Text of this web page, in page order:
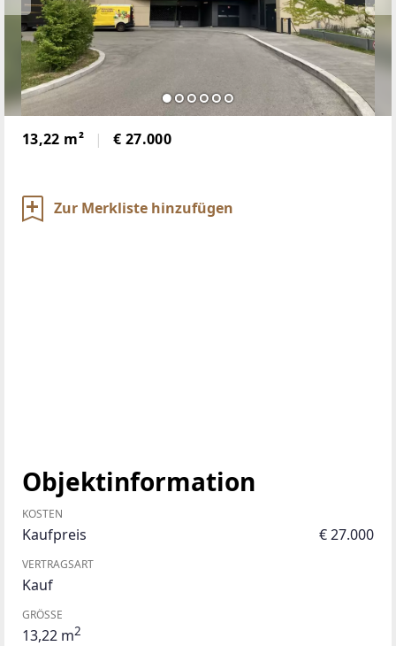
13,22 m² € 27.000
Zur Merkliste hinzufügen
Objektinformation
KOSTEN
Kaufpreis € 27.000
VERTRAGSART
Kauf
GRÖSSE
13,22 m2